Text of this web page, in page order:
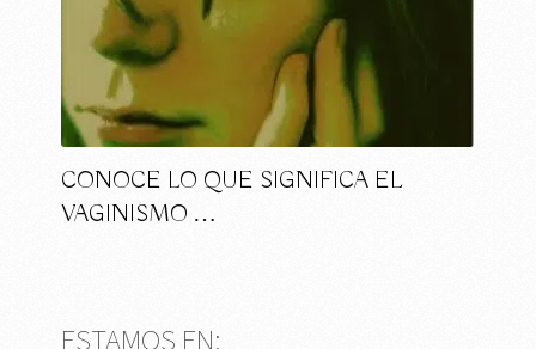
CONOCE LO QUE SIGNIFICA EL
VAGINISMO …
ESTAMOS EN: